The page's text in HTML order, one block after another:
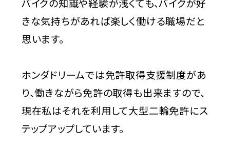
バイクの知識や経験が浅くても、バイクが好
きな気持ちがあれば楽しく働ける職場だと
思います。
ホンダドリームでは免許取得支援制度があ
り、働きながら免許の取得も出来ますので、
現在私はそれを利用して大型二輪免許にス
テップアップしています。